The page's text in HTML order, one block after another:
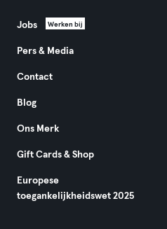
Jobs Werken bij
Pers & Media
Contact
Blog
Ons Merk
Gift Cards & Shop
Europese
toegankelijkheidswet 2025